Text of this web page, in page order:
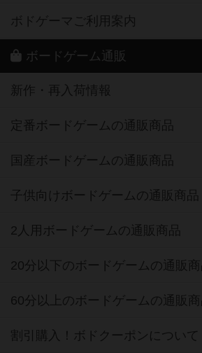
ボドゲーマご利用案内
ボードゲーム通販
新作・再入荷情報
定番ボードゲームの通販商品
国産ボードゲームの通販商品
子供向けボードゲームの通販商品
2人用ボードゲームの通販商品
20分以下のボードゲームの通販商
60分以上のボードゲームの通販商
割引購入！ボドクーポンについて